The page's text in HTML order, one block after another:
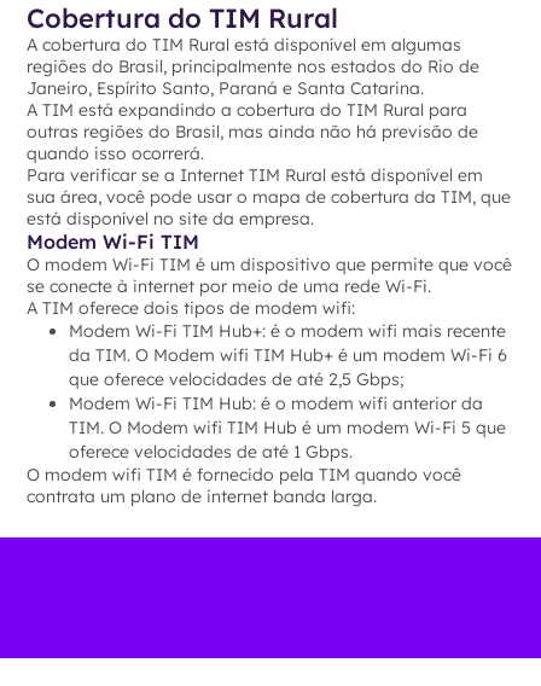
Cobertura do TIM Rural
A cobertura do TIM Rural está disponível em algumas
regiões do Brasil, principalmente nos estados do Rio de
Janeiro, Espírito Santo, Paraná e Santa Catarina.
A TIM está expandindo a cobertura do TIM Rural para
outras regiões do Brasil, mas ainda não há previsão de
quando isso ocorrerá.
Para verificar se a Internet TIM Rural está disponível em
sua área, você pode usar o mapa de cobertura da TIM, que
está disponível no site da empresa.
Modem Wi-Fi TIM
O modem Wi-Fi TIM é um dispositivo que permite que você
se conecte à internet por meio de uma rede Wi-Fi.
A TIM oferece dois tipos de modem wifi:
Modem Wi-Fi TIM Hub+: é o modem wifi mais recente
da TIM. O Modem wifi TIM Hub+ é um modem Wi-Fi 6
que oferece velocidades de até 2,5 Gbps;
Modem Wi-Fi TIM Hub: é o modem wifi anterior da
TIM. O Modem wifi TIM Hub é um modem Wi-Fi 5 que
oferece velocidades de até 1 Gbps.
O modem wifi TIM é fornecido pela TIM quando você
contrata um plano de internet banda larga.